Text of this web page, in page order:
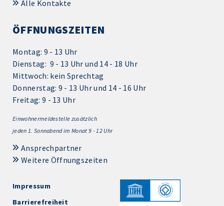
Alle Kontakte
ÖFFNUNGSZEITEN
Montag: 9 - 13 Uhr
Dienstag: 9 - 13 Uhr und 14 - 18 Uhr
Mittwoch: kein Sprechtag
Donnerstag: 9 - 13 Uhr und 14 - 16 Uhr
Freitag: 9 - 13 Uhr
Einwohnermeldestelle zusätzlich
jeden 1. Sonnabend im Monat 9 - 12 Uhr
Ansprechpartner
Weitere Öffnungszeiten
Impressum
Barrierefreiheit